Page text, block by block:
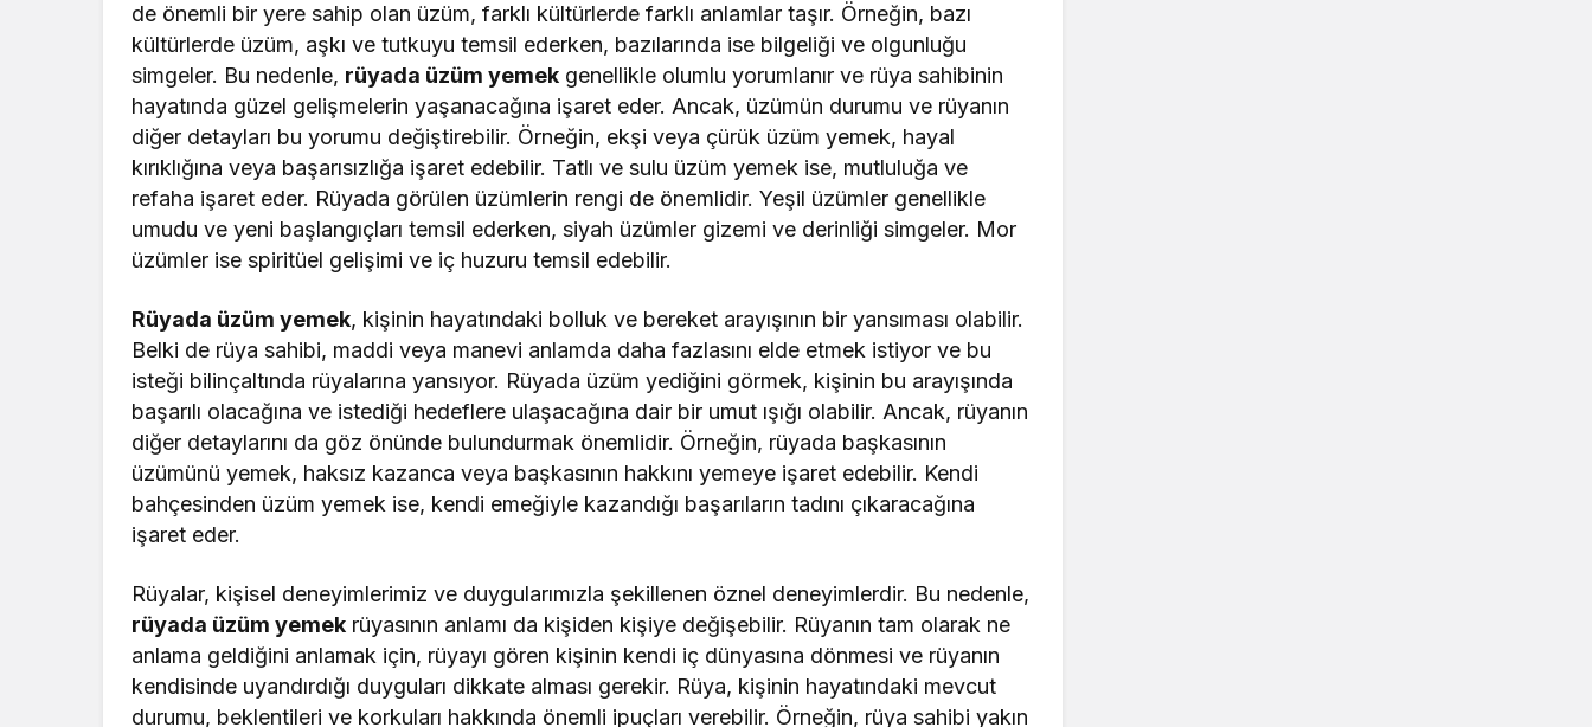
de önemli bir yere sahip olan üzüm, farklı kültürlerde farklı anlamlar taşır. Örneğin, bazı
kültürlerde üzüm, aşkı ve tutkuyu temsil ederken, bazılarında ise bilgeliği ve olgunluğu
simgeler. Bu nedenle, rüyada üzüm yemek genellikle olumlu yorumlanır ve rüya sahibinin
hayatında güzel gelişmelerin yaşanacağına işaret eder. Ancak, üzümün durumu ve rüyanın
diğer detayları bu yorumu değiştirebilir. Örneğin, ekşi veya çürük üzüm yemek, hayal
kırıklığına veya başarısızlığa işaret edebilir. Tatlı ve sulu üzüm yemek ise, mutluluğa ve
refaha işaret eder. Rüyada görülen üzümlerin rengi de önemlidir. Yeşil üzümler genellikle
umudu ve yeni başlangıçları temsil ederken, siyah üzümler gizemi ve derinliği simgeler. Mor
üzümler ise spiritüel gelişimi ve iç huzuru temsil edebilir.
Rüyada üzüm yemek, kişinin hayatındaki bolluk ve bereket arayışının bir yansıması olabilir.
Belki de rüya sahibi, maddi veya manevi anlamda daha fazlasını elde etmek istiyor ve bu
isteği bilinçaltında rüyalarına yansıyor. Rüyada üzüm yediğini görmek, kişinin bu arayışında
başarılı olacağına ve istediği hedeflere ulaşacağına dair bir umut ışığı olabilir. Ancak, rüyanın
diğer detaylarını da göz önünde bulundurmak önemlidir. Örneğin, rüyada başkasının
üzümünü yemek, haksız kazanca veya başkasının hakkını yemeye işaret edebilir. Kendi
bahçesinden üzüm yemek ise, kendi emeğiyle kazandığı başarıların tadını çıkaracağına
işaret eder.
Rüyalar, kişisel deneyimlerimiz ve duygularımızla şekillenen öznel deneyimlerdir. Bu nedenle,
rüyada üzüm yemek rüyasının anlamı da kişiden kişiye değişebilir. Rüyanın tam olarak ne
anlama geldiğini anlamak için, rüyayı gören kişinin kendi iç dünyasına dönmesi ve rüyanın
kendisinde uyandırdığı duyguları dikkate alması gerekir. Rüya, kişinin hayatındaki mevcut
durumu, beklentileri ve korkuları hakkında önemli ipuçları verebilir. Örneğin, rüya sahibi yakın